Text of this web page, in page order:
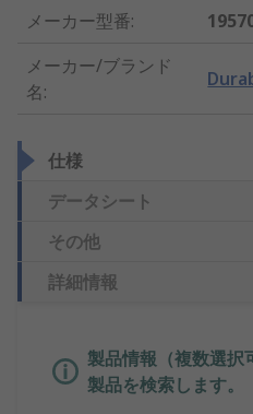
メーカー型番:
メーカー/ブランド
名:
仕様
データシート
その他
詳細情報
製品情報（複数選択
製品を検索します。